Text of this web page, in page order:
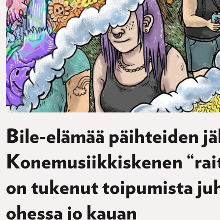
Bile-elämää päihteiden
Konemusiikkiskenen
on tukenut toipumista
ohessa jo kauan